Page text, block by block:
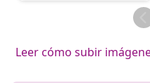
Leer cómo subir